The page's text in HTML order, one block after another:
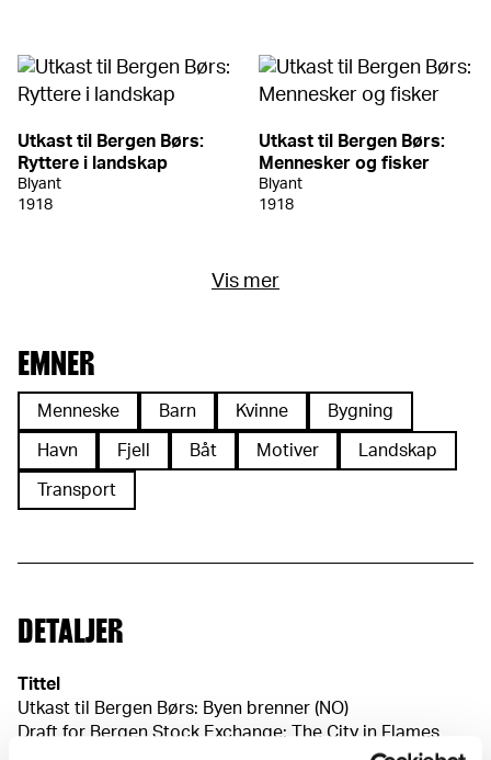
Utkast til Bergen Børs:
Ryttere i landskap
Blyant
1918
Utkast til Bergen Børs:
Mennesker og fisker
Blyant
1918
Vis mer
EMNER
Menneske Barn Kvinne Bygning
Havn Fjell Båt Motiver Landskap
Transport
DETALJER
Tittel
Utkast til Bergen Børs: Byen brenner (NO)
Draft for Bergen Stock Exchange: The City in Flames